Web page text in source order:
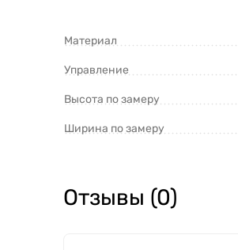
Материал
Управление
Высота по замеру
Ширина по замеру
Отзывы (0)